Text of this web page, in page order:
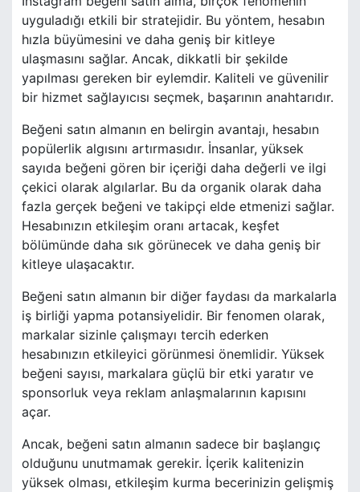
uyguladığı etkili bir stratejidir. Bu yöntem, hesabın
hızla büyümesini ve daha geniş bir kitleye
ulaşmasını sağlar. Ancak, dikkatli bir şekilde
yapılması gereken bir eylemdir. Kaliteli ve güvenilir
bir hizmet sağlayıcısı seçmek, başarının anahtarıdır.
Beğeni satın almanın en belirgin avantajı, hesabın
popülerlik algısını artırmasıdır. İnsanlar, yüksek
sayıda beğeni gören bir içeriği daha değerli ve ilgi
çekici olarak algılarlar. Bu da organik olarak daha
fazla gerçek beğeni ve takipçi elde etmenizi sağlar.
Hesabınızın etkileşim oranı artacak, keşfet
bölümünde daha sık görünecek ve daha geniş bir
kitleye ulaşacaktır.
Beğeni satın almanın bir diğer faydası da markalarla
iş birliği yapma potansiyelidir. Bir fenomen olarak,
markalar sizinle çalışmayı tercih ederken
hesabınızın etkileyici görünmesi önemlidir. Yüksek
beğeni sayısı, markalara güçlü bir etki yaratır ve
sponsorluk veya reklam anlaşmalarının kapısını
açar.
Ancak, beğeni satın almanın sadece bir başlangıç
olduğunu unutmamak gerekir. İçerik kalitenizin
yüksek olması, etkileşim kurma becerinizin gelişmiş